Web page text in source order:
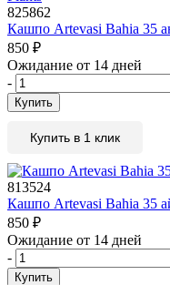
825862
Кашпо Artevasi Bahia 35
850 ₽
Ожидание от 14 дней
-
Купить
Купить в 1 клик
813524
Кашпо Artevasi Bahia 35
850 ₽
Ожидание от 14 дней
-
Купить